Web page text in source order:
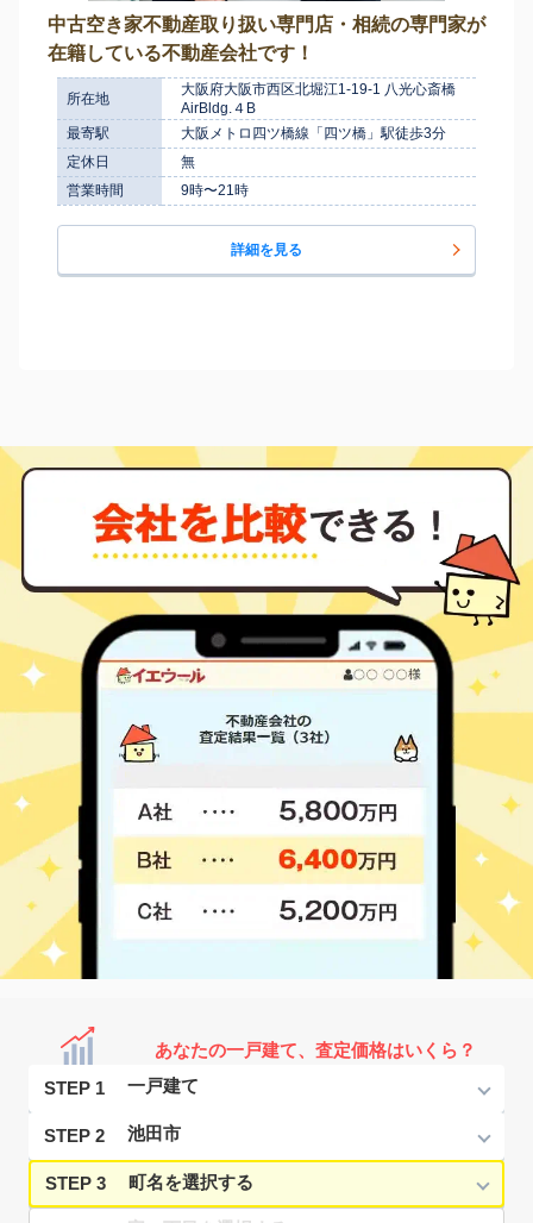
中古空き家不動産取り扱い専門店・相続の専門家が
在籍している不動産会社です！
所在地
大阪府大阪市西区北堀江1-19-1 八光心斎橋
AirBldg.４B
最寄駅
大阪メトロ四ツ橋線「四ツ橋」駅徒歩3分
定休日
無
営業時間
9時〜21時
詳細を見る
あなたの一戸建て、査定価格はいくら？
STEP 1
STEP 2
STEP 3